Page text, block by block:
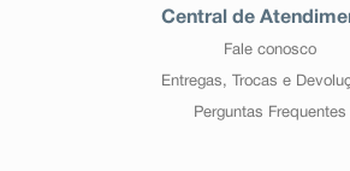
Central de
Fale conosco
Entregas, Trocas e
Perguntas Frequentes